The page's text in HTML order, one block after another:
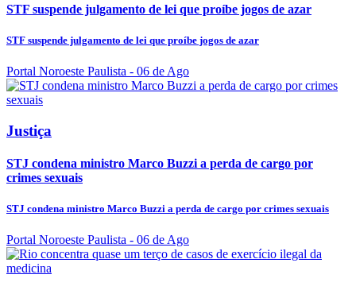
STF suspende julgamento de lei que proíbe jogos de azar
STF suspende julgamento de lei que proíbe jogos de azar
Portal Noroeste Paulista - 06 de Ago
Justiça
STJ condena ministro Marco Buzzi a perda de cargo por
crimes sexuais
STJ condena ministro Marco Buzzi a perda de cargo por crimes sexuais
Portal Noroeste Paulista - 06 de Ago